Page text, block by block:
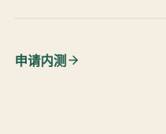
申请内测